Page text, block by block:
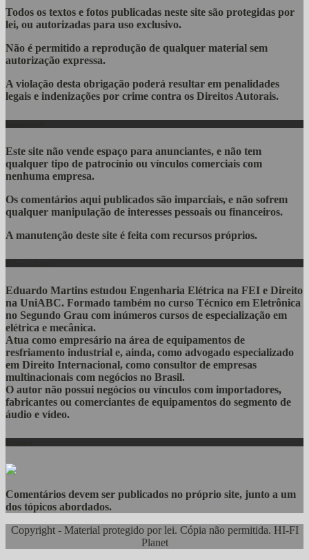
Todos os textos e fotos publicadas neste site são protegidas por
lei, ou autorizadas para uso exclusivo.
Não é permitido a reprodução de qualquer material sem
autorização expressa.
A violação desta obrigação poderá resultar em penalidades
legais e indenizações por crime contra os Direitos Autorais.
Este site não vende espaço para anunciantes, e não tem
qualquer tipo de patrocínio ou vínculos comerciais com
nenhuma empresa.
Os comentários aqui publicados são imparciais, e não sofrem
qualquer manipulação de interesses pessoais ou financeiros.
A manutenção deste site é feita com recursos próprios.
Eduardo Martins estudou Engenharia Elétrica na FEI e Direito
na UniABC. Formado também no curso Técnico em Eletrônica
no Segundo Grau com inúmeros cursos de especialização em
elétrica e mecânica.
Atua como empresário na área de equipamentos de
resfriamento industrial e, ainda, como advogado especializado
em Direito Internacional, como consultor de empresas
multinacionais com negócios no Brasil.
O autor não possui negócios ou vínculos com importadores,
fabricantes ou comerciantes de equipamentos do segmento de
áudio e vídeo.
Comentários devem ser publicados no próprio site, junto a um
dos tópicos abordados.
Copyright - Material protegido por lei. Cópia não permitida. HI-FI
Planet